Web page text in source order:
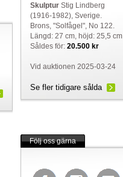
SkulpturStig Lindberg
(1916-1982), Sverige.
Brons, "Solfågel", No 122.
Längd: 27 cm, höjd: 25,5 cm
Såldes för: 20.500 kr
Vid auktionen 2025-03-24
Se fler tidigare sålda
Följ oss gärna